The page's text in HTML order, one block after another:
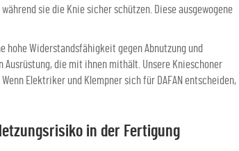
sie die Knie sicher schützen. Diese ausgewogene
hohe Widerstandsfähigkeit gegen Abnutzung und
die mit ihnen mithält. Unsere Knieschoner
Elektriker und Klempner sich für DAFAN entscheiden,
in der Fertigung